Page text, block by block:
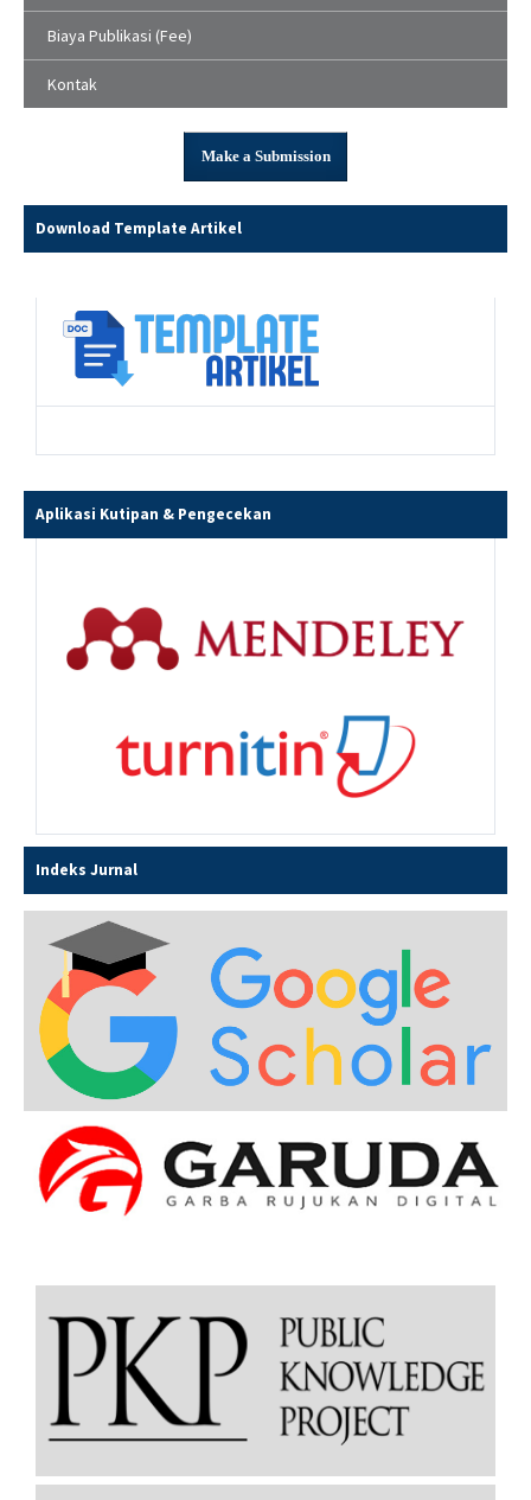
Biaya Publikasi (Fee)
Kontak
Make a Submission
Download Template Artikel
Aplikasi Kutipan & Pengecekan
Indeks Jurnal